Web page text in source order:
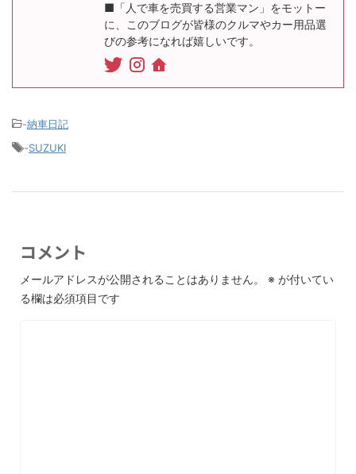
■「人で車を売買する営業マン」をモットー
に、このブログが皆様のクルマやカー用品選
びの参考になれば嬉しいです。
-納車日記
-SUZUKI
コメント
メールアドレスが公開されることはありません。 ※ が付いてい
る欄は必須項目です